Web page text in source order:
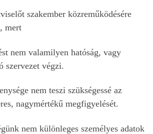
szakember közreműködésére
mert
nem valamilyen hatóság, vagy
szervezet végzi.
nem teszi szükségessé az
nagymértékű megfigyelését.
nem különleges személyes adatok